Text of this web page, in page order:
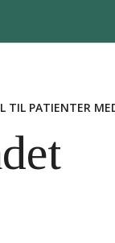
TIL PATIENTER